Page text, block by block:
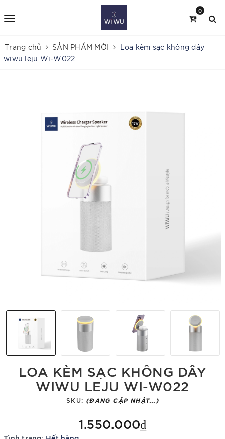
0
Trang chủ SẢN PHẨM MỚI
Loa kèm sạc không dây
wiwu leju Wi-W022
LOA KÈM SẠC KHÔNG DÂY
WIWU LEJU WI-W022
SKU: (ĐANG CẬP NHẬT...)
1.550.000₫